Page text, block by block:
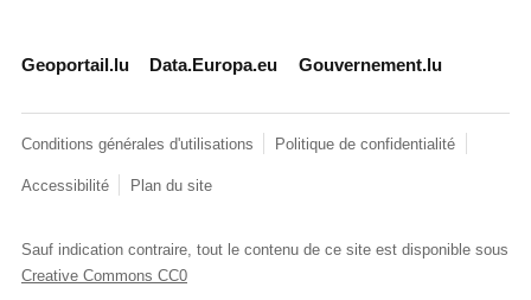
Geoportail.lu Data.Europa.eu Gouvernement.lu
Conditions générales d'utilisations Politique de confidentialité
Accessibilité Plan du site
Sauf indication contraire, tout le contenu de ce site est disponible sous
Creative Commons CC0